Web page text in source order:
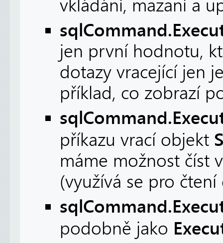
vkládání, mazaní a
jen první hodnotu,
dotazy vracející jen
příklad, co zobrazí
příkazu vrací objekt
máme možnost číst
(využívá se pro
podobně jako